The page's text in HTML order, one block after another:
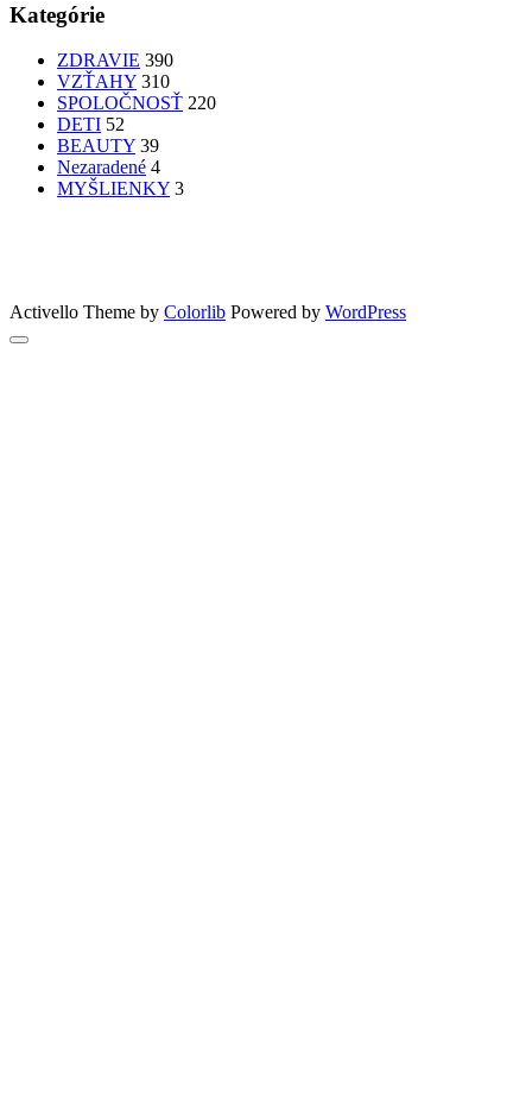
Kategórie
ZDRAVIE 390
VZŤAHY 310
SPOLOČNOSŤ 220
DETI 52
BEAUTY 39
Nezaradené 4
MYŠLIENKY 3
Activello Theme by Colorlib Powered by WordPress